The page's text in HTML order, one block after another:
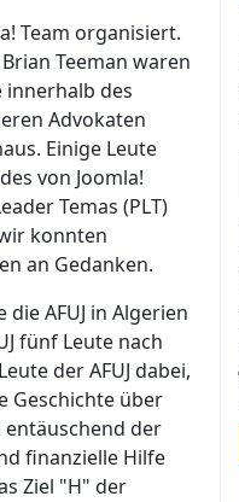
Team organisiert.
Teeman waren
innerhalb des
Advokaten
Einige Leute
von Joomla!
Temas (PLT)
konnten
an Gedanken.
AFUJ in Algerien
fünf Leute nach
der AFUJ dabei,
Geschichte über
der
finanzielle Hilfe
Ziel "H" der